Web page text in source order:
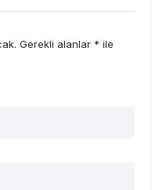
Gerekli alanlar * ile